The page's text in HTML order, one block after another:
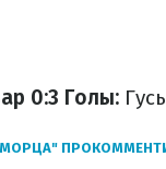
0:3 Голы: